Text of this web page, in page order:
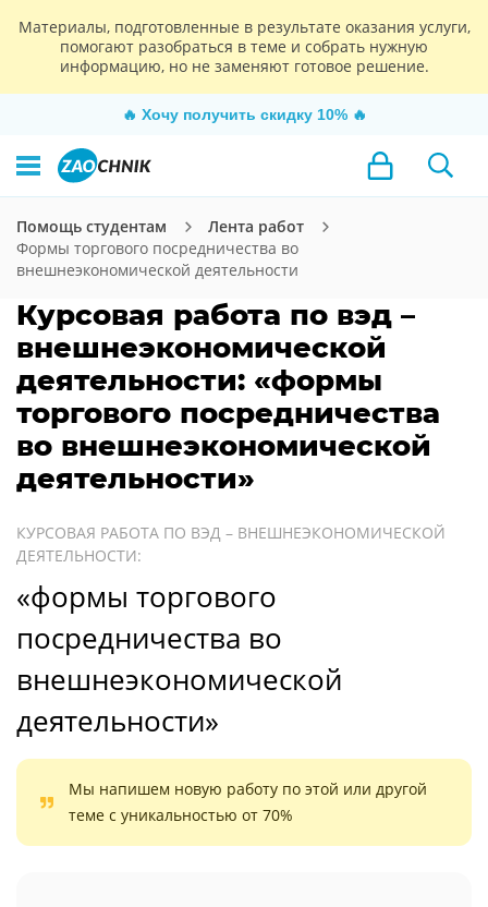
Материалы, подготовленные в результате оказания услуги,
помогают разобраться в теме и собрать нужную
информацию, но не заменяют готовое решение.
🔥 Хочу получить скидку 10% 🔥
Помощь студентам
Лента работ
Формы торгового посредничества во
внешнеэкономической деятельности
Курсовая работа по вэд –
внешнеэкономической
деятельности: «формы
торгового посредничества
во внешнеэкономической
деятельности»
КУРСОВАЯ РАБОТА ПО ВЭД – ВНЕШНЕЭКОНОМИЧЕСКОЙ
ДЕЯТЕЛЬНОСТИ:
«формы торгового
посредничества во
внешнеэкономической
деятельности»
Мы напишем новую работу по этой или другой
теме с уникальностью от 70%